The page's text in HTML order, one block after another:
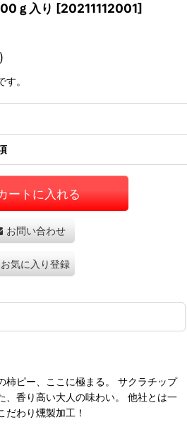
ｇ入り [20211112001]
。
ートに入れる
お問い合わせ
お気に入り登録
柿ピー、ここに極まる。 サクラチップ
、香り高い大人の味わい。 他社とは一
だわり燻製加工！